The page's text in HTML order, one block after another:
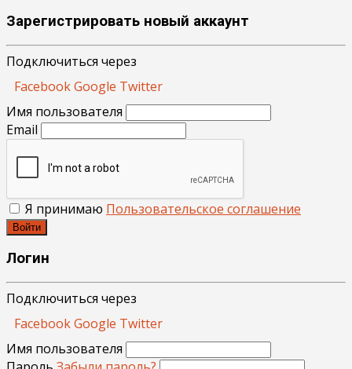
Зарегистрировать новый аккаунт
Подключиться через
FacebookGoogle Twitter
Имя пользователя
Email
Я принимаю Пользовательское соглашение
Войти
Логин
Подключиться через
FacebookGoogle Twitter
Имя пользователя